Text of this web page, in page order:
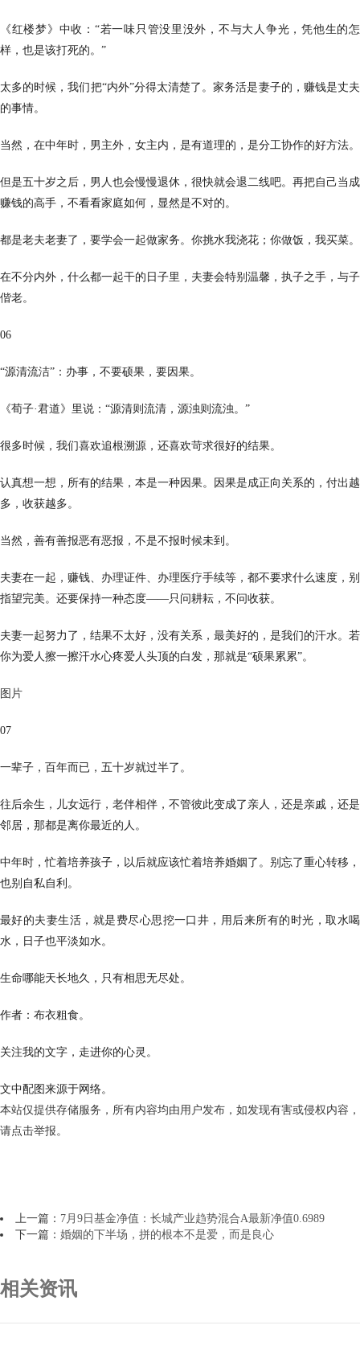
《红楼梦》中收：“若一味只管没里没外，不与大人争光，凭他生的怎
样，也是该打死的。”
太多的时候，我们把“内外”分得太清楚了。家务活是妻子的，赚钱是丈夫
的事情。
当然，在中年时，男主外，女主内，是有道理的，是分工协作的好方法。
但是五十岁之后，男人也会慢慢退休，很快就会退二线吧。再把自己当成
赚钱的高手，不看看家庭如何，显然是不对的。
都是老夫老妻了，要学会一起做家务。你挑水我浇花；你做饭，我买菜。
在不分内外，什么都一起干的日子里，夫妻会特别温馨，执子之手，与子
偕老。
06
“源清流洁”：办事，不要硕果，要因果。
《荀子·君道》里说：“源清则流清，源浊则流浊。”
很多时候，我们喜欢追根溯源，还喜欢苛求很好的结果。
认真想一想，所有的结果，本是一种因果。因果是成正向关系的，付出越
多，收获越多。
当然，善有善报恶有恶报，不是不报时候未到。
夫妻在一起，赚钱、办理证件、办理医疗手续等，都不要求什么速度，别
指望完美。还要保持一种态度——只问耕耘，不问收获。
夫妻一起努力了，结果不太好，没有关系，最美好的，是我们的汗水。若
你为爱人擦一擦汗水心疼爱人头顶的白发，那就是“硕果累累”。
图片
07
一辈子，百年而已，五十岁就过半了。
往后余生，儿女远行，老伴相伴，不管彼此变成了亲人，还是亲戚，还是
邻居，那都是离你最近的人。
中年时，忙着培养孩子，以后就应该忙着培养婚姻了。别忘了重心转移，
也别自私自利。
最好的夫妻生活，就是费尽心思挖一口井，用后来所有的时光，取水喝
水，日子也平淡如水。
生命哪能天长地久，只有相思无尽处。
作者：布衣粗食。
关注我的文字，走进你的心灵。
文中配图来源于网络。
本站仅提供存储服务，所有内容均由用户发布，如发现有害或侵权内容，
请点击举报。
上一篇： 7月9日基金净值：长城产业趋势混合A最新净值0.6989
下一篇： 婚姻的下半场，拼的根本不是爱，而是良心
相关资讯